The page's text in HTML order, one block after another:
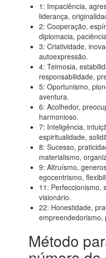
1: Impaciência,
liderança,
2: Cooperação,
diplomacia,
3: Criatividade,
autoexpressão.
4: Teimosia,
responsabilidade,
5: Oportunismo,
aventura.
6: Acolhedor,
harmonioso.
7: Inteligência,
espiritualidade,
8: Sucesso,
materialismo,
9: Altruísmo,
egocentrismo,
11: Perfeccionismo,
visionário.
22: Honestidade,
empreendedorismo,
Método